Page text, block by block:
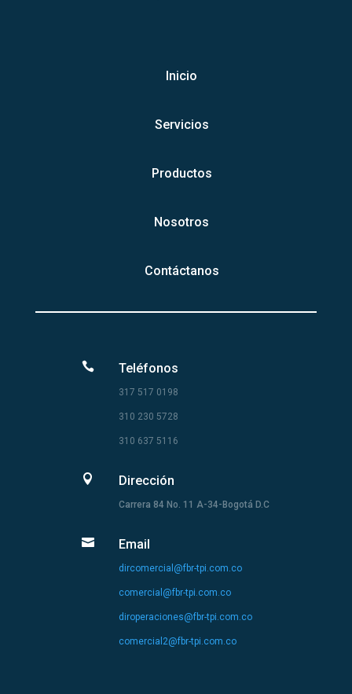
Inicio
Servicios
Productos
Nosotros
Contáctanos
 Teléfonos
317 517 0198
310 230 5728
310 637 5116
 Dirección
Carrera 84 No. 11 A-34-Bogotá D.C
 Email
dircomercial@fbr-tpi.com.co
comercial@fbr-tpi.com.co
diroperaciones@fbr-tpi.com.co
comercial2@fbr-tpi.com.co